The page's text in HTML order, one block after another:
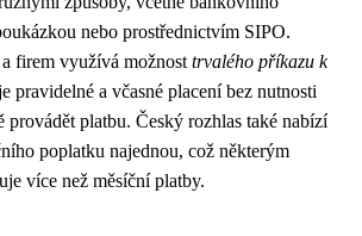
nebo prostřednictvím SIPO.
firem využívá možnost trvalého příkazu k
pravidelné a včasné placení bez nutnosti
provádět platbu. Český rozhlas také nabízí
poplatku najednou, což některým
více než měsíční platby.